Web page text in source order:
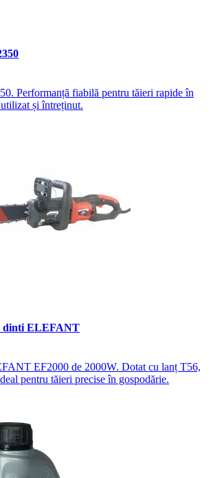
Performanță fiabilă pentru tăieri rapide în
și întreținut.
dinti ELEFANT
EF2000 de 2000W. Dotat cu lanț T56,
pentru tăieri precise în gospodărie.